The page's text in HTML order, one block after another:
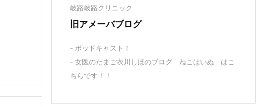
岐路岐路クリニック
旧アメーバブログ
- ポッドキャスト！
- 女医のたまご衣川しほのブログ ねこはいぬ はこ
ちらです！！